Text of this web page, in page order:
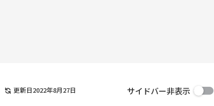
更新日2022年8月27日 サイドバー非表示